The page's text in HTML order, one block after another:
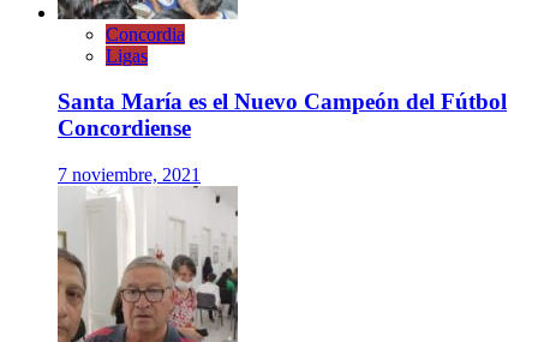
Concordia
Ligas
Santa María es el Nuevo Campeón del Fútbol
Concordiense
7 noviembre, 2021